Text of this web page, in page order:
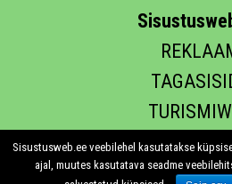
Sisustusweb.ee veebilehel kasutatakse
ajal, muutes kasutatava seadme